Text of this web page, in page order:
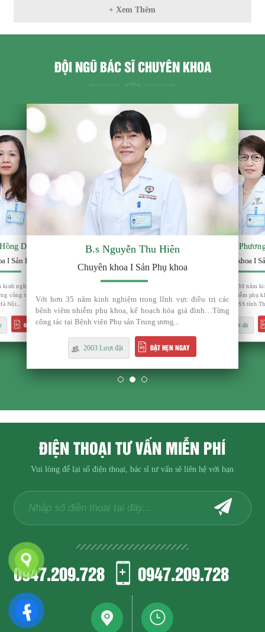
+ Xem Thêm
ĐỘI NGŨ BÁC SĨ CHUYÊN KHOA
Duyên
I Sản Phụ khoa
kinh nghiệm điều trị các bệnh lý
công tác tại nhiều bệnh viện
Nội...
ĐẶT HẸN NGAY
B.s Nguyễn Thu Hiên
Chuyên khoa I Sản Phụ khoa
Với hơn 35 năm kinh nghiệm trong lĩnh vực điều trị các
bệnh viêm nhiễm phụ khoa, kế hoạch hóa giá đình…Từng
công tác tại Bệnh viện Phụ sản Trung ương...
2003 Lượt đặt ĐẶT HẸN NGAY
B.s
Chuyên khoa I
Bác sĩ Loan đã có gần 30 năm
trị các bệnh lý viêm nhiễm phụ
Trung tâm chăm sóc SKSS tỉnh
1995 Lượt đặt
ĐIỆN THOẠI TƯ VẤN MIỄN PHÍ
Vui lòng để lại số điện thoại, bác sĩ tư vấn sẽ liên hệ với bạn
0947.209.728 0947.209.728